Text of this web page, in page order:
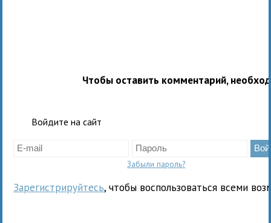
Чтобы оставить комментарий,
Войдите на сайт
Забыли пароль?
Зарегистрируйтесь, чтобы воспользоваться всеми